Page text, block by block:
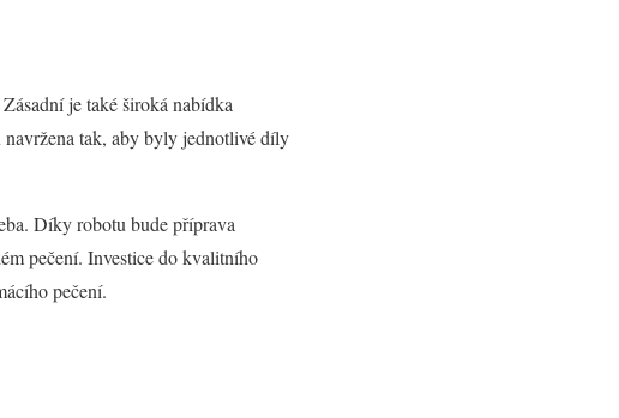
je také široká nabídka
navržena tak, aby byly jednotlivé díly
Díky robotu bude příprava
pečení. Investice do kvalitního
pečení.